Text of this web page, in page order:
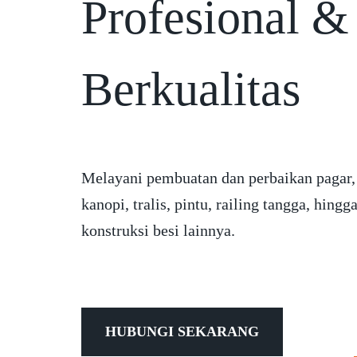
Profesional &
Berkualitas
Melayani pembuatan dan perbaikan pagar,
kanopi, tralis, pintu, railing tangga, hingga
konstruksi besi lainnya.
HUBUNGI SEKARANG